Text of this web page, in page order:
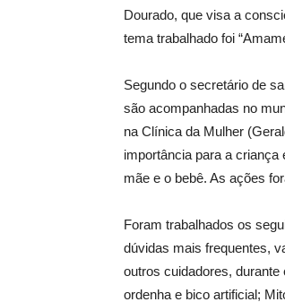
Dourado, que visa a
tema trabalhado foi
Segundo o secretário de
são acompanhadas no
na Clínica da Mulher
importância para a
mãe e o bebê. As ações
Foram trabalhados os
dúvidas mais frequentes,
outros cuidadores,
ordenha e bico artificial;